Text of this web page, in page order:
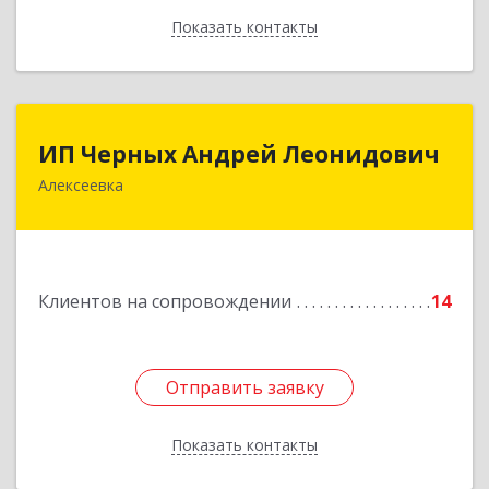
Показать контакты
Назад
ИП Черных Андрей Леонидович
Алексеевка
Клиентов на сопровождении 14
Отправить заявку
Показать контакты
ИП Черных Андрей Леонидович
309850, Белгородская обл, Алексеевский р-н,
Отправить заявку
Назад